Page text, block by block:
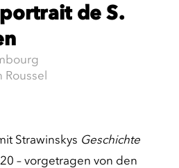
de S.
Strawinskys Geschichte
– vorgetragen von den